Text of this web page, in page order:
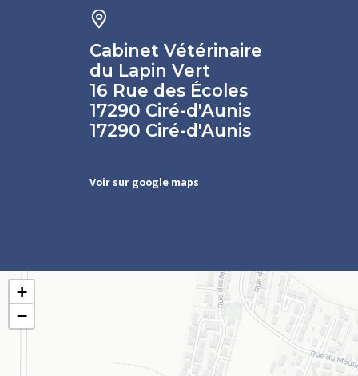
Cabinet Vétérinaire
du Lapin Vert
16 Rue des Écoles
17290 Ciré-d'Aunis
17290 Ciré-d'Aunis
Voir sur google maps
+
−